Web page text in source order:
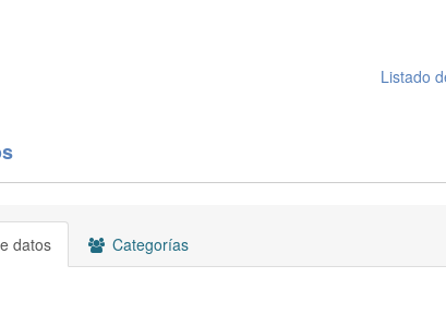
Listado
datos Categorías